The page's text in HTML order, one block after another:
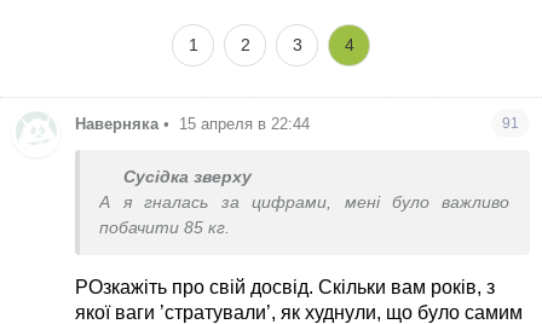
1 2 3 4
Наверняка • 15 апреля в 22:44 91
Сусідка зверху
А я гналась за цифрами, мені було важливо
побачити 85 кг.
РОзкажіть про свій досвід. Скільки вам років, з
якої ваги ’стратували’, як худнули, що було самим